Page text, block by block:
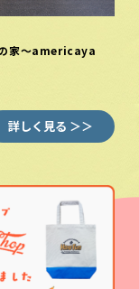
の家～americaya
詳しく見る ＞＞